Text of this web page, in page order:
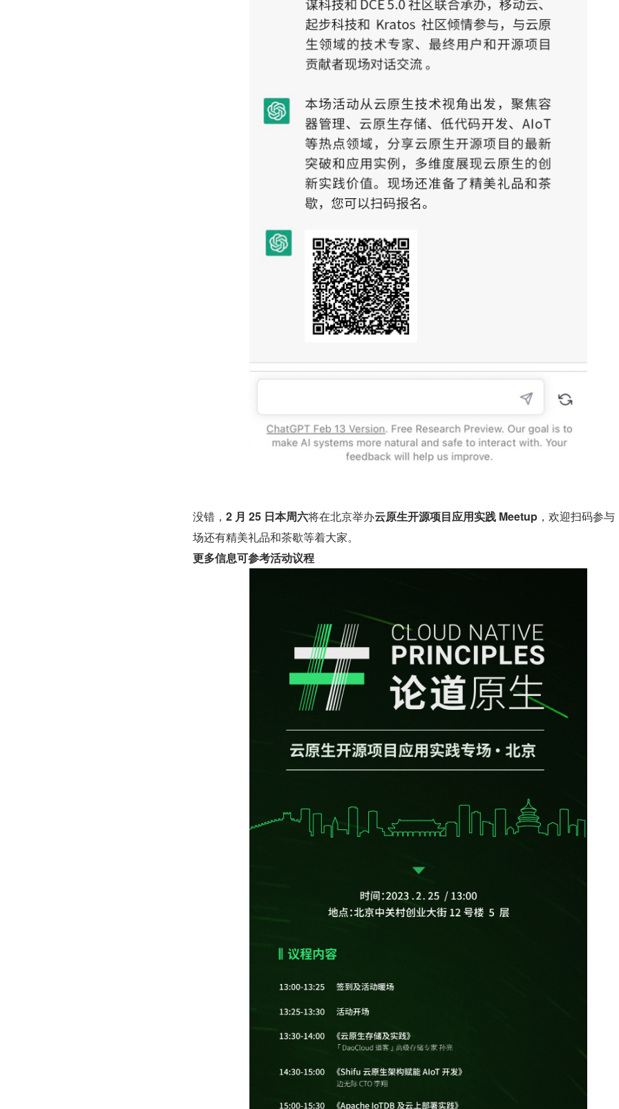
没错， 2 月 25 日本周六将在北京举办云原生开源项目应用实践 Meetup ，欢迎扫码参与
场还有精美礼品和茶歇等着大家。
更多信息可参考活动议程